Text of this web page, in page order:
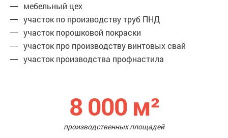
мебельный цех
участок по производству труб ПНД
участок порошковой покраски
участок про производству винтовых свай
участок производства профнастила
8 000 м²
производственных площадей